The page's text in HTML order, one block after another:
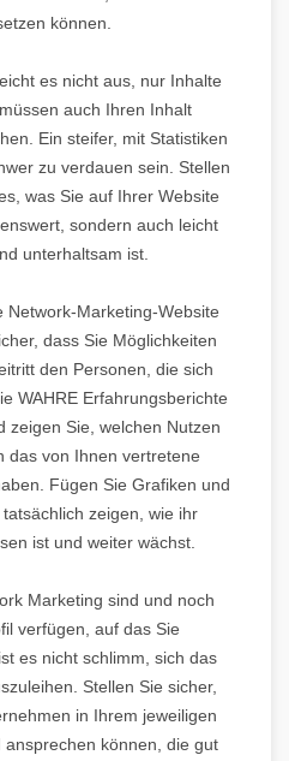
können.
es nicht aus, nur Inhalte
auch Ihren Inhalt
Ein steifer, mit Statistiken
zu verdauen sein. Stellen
was Sie auf Ihrer Website
sondern auch leicht
unterhaltsam ist.
Network-Marketing-Website
dass Sie Möglichkeiten
den Personen, die sich
WAHRE Erfahrungsberichte
zeigen Sie, welchen Nutzen
das von Ihnen vertretene
Fügen Sie Grafiken und
zeigen, wie ihr
ist und weiter wächst.
Marketing sind und noch
verfügen, auf das Sie
es nicht schlimm, sich das
Stellen Sie sicher,
in Ihrem jeweiligen
können, die gut